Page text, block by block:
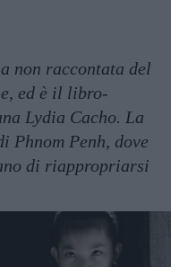
non raccontata del
ed è il libro-
Lydia Cacho. La
Phnom Penh, dove
di riappropriarsi